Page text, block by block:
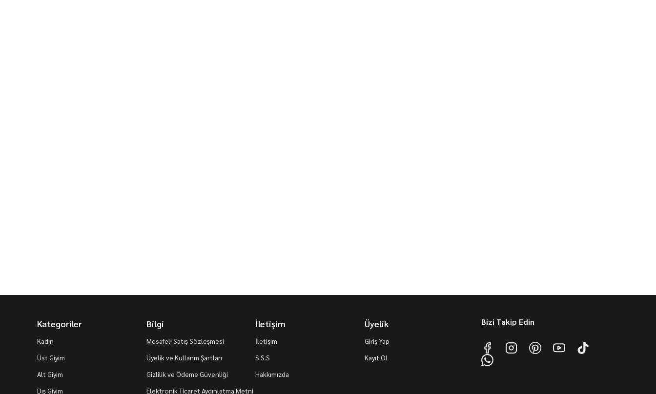
Kategoriler
Kadin
Üst Giyim
Alt Giyim
Dış Giyim
Bilgi
Mesafeli Satış Sözleşmesi
Üyelik ve Kullanm Şartları
Gizlilik ve Ödeme Güvenliği
Elektronik Ticaret Aydınlatma Metni
İletişim
İletişim
S.S.S
Hakkımızda
Üyelik
Giriş Yap
Kayıt Ol
Bizi Takip Edin